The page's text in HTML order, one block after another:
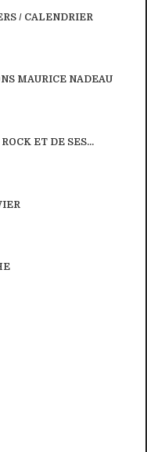
/ CALENDRIER
MAURICE NADEAU
ET DE SES...